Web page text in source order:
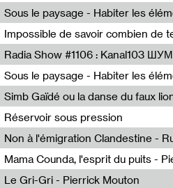
Radio Helsinki
Nastassja Martin
Mélanie Blaison,Mateo Cuin
Radia Show #1106 : Kanal103 ШУМ
Kanal103
Nastassja Martin
Pierrick Mouton,Simb Gaïdé
Réservoir sous pression
Eden Tinto Collins,Rukku Djinne
Pierrick Mouton
Le Gri-Gri - Pierrick Mouton